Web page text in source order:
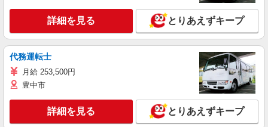
詳細を見る とりあえずキープ
代務運転士
月給 253,500円
豊中市
詳細を見る とりあえずキープ